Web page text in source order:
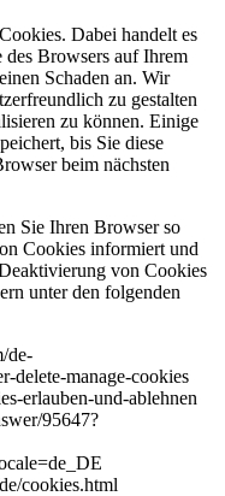
Dabei handelt es
Browsers auf Ihrem
Schaden an. Wir
zu gestalten
zu können. Einige
bis Sie diese
beim nächsten
Sie Ihren Browser so
Cookies informiert und
von Cookies
unter den folgenden
de-
delete-manage-cookies
erlauben-und-ablehnen
95647?
cookies.html